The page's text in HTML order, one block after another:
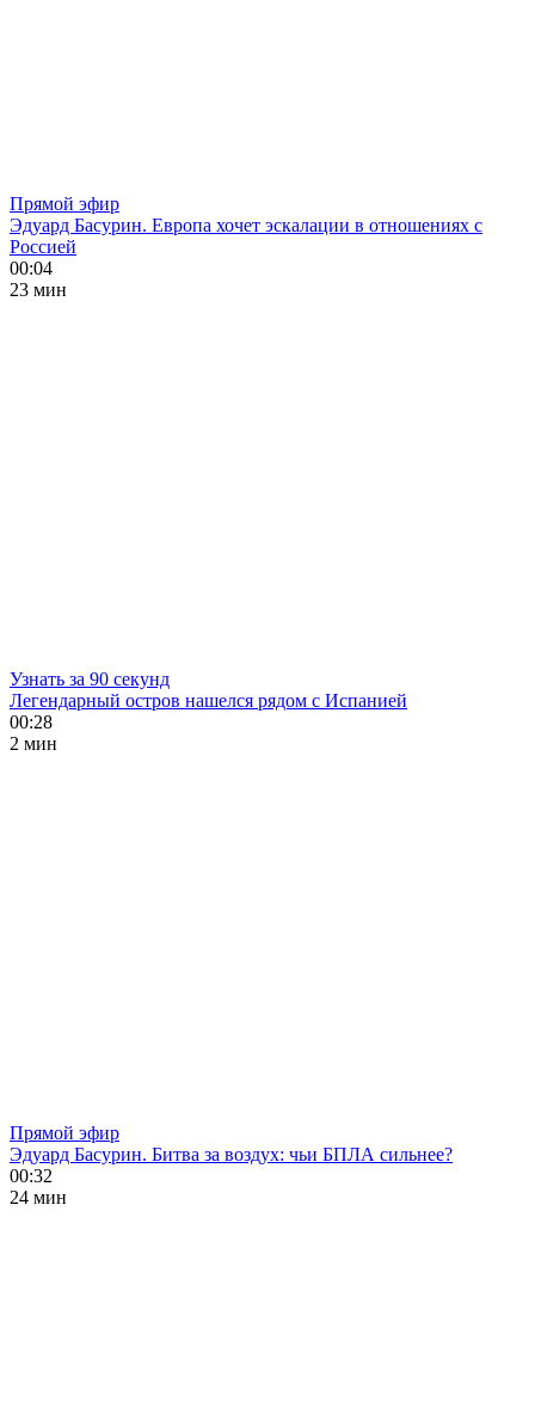
Прямой эфир
Эдуард Басурин. Европа хочет эскалации в отношениях с
Россией
00:04
23 мин
Узнать за 90 секунд
Легендарный остров нашелся рядом с Испанией
00:28
2 мин
Прямой эфир
Эдуард Басурин. Битва за воздух: чьи БПЛА сильнее?
00:32
24 мин